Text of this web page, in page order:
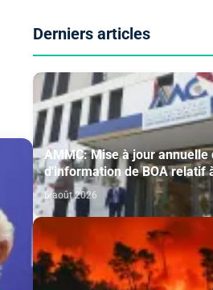
Derniers articles
AMMC: Mise à jour annuelle
d'information de BOA relatif
programme d'émission de
dépôt
6 août 2026